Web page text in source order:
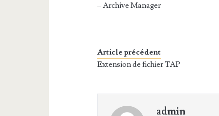
– Archive Manager
Article précédent
Extension de fichier TAP
admin